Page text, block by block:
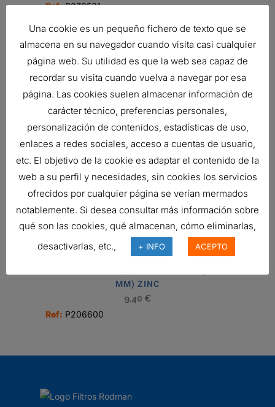
Ref:P270531
PROTECCIÓN DE SILENCIADOR, 8.5-
9 PULG (216-229 MM)
TUBO FLEXIBLE, 3.5 PULG DI X 10
224,88
Ref: P226145
MM) ZINC
9,40 €
Ref: P206600
Una cookie es un pequeño fichero de texto que se
almacena en su navegador cuando visita casi cualquier
página web. Su utilidad es que la web sea capaz de
recordar su visita cuando vuelva a navegar por esa
página. Las cookies suelen almacenar información de
carácter técnico, preferencias personales,
personalización de contenidos, estadísticas de uso,
enlaces a redes sociales, acceso a cuentas de usuario,
etc. El objetivo de la cookie es adaptar el contenido de la
web a su perfil y necesidades, sin cookies los servicios
ofrecidos por cualquier página se verían mermados
notablemente. Si desea consultar más información sobre
qué son las cookies, qué almacenan, cómo eliminarlas,
desactivarlas, etc.,
+ INFO ACEPTO